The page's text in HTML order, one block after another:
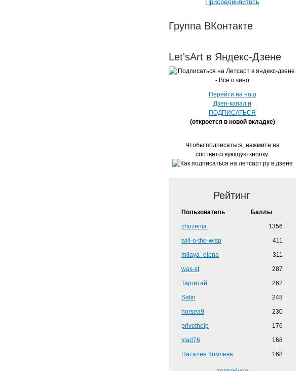
Присоединяйтесь
Группа ВКонтакте
Let'sArt в Яндекс-Дзене
Перейти на наш
Дзен-канал и
ПОДПИСАТЬСЯ
(откроется в новой вкладке)
Чтобы подписаться, нажмите на
соответствующую кнопку:
Рейтинг
Пользователь
Баллы
chozenia
1356
will-o-the-wisp
411
milaya_elena
311
was-st
287
Таргитай
262
Satin
248
horsea9
230
privethelp
176
vlad76
168
Наталия Комлева
168